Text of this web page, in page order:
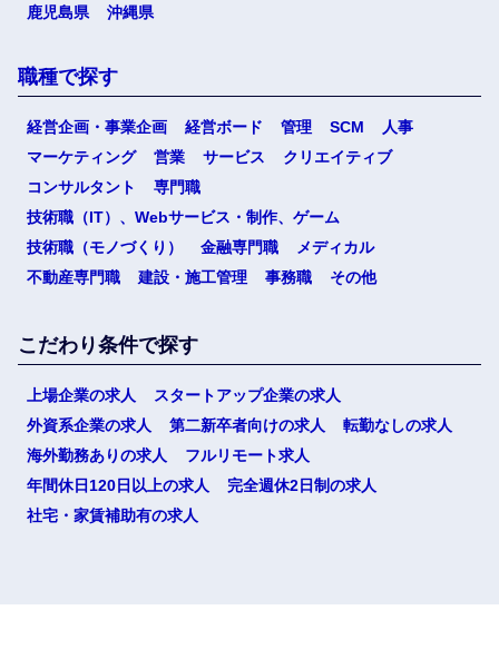
鹿児島県
沖縄県
職種で探す
経営企画・事業企画 経営ボード 管理 SCM
人事
マーケティング
営業 サービス
クリエイティブ
コンサルタント
専門職
技術職（IT）、Webサービス・制作、ゲーム
技術職（モノづくり）
金融専門職
メディカル
不動産専門職
建設・施工管理 事務職 その他
こだわり条件で探す
上場企業の求人
スタートアップ企業の求人
外資系企業の求人
第二新卒者向けの求人
転勤なしの求人
海外勤務ありの求人
フルリモート求人
年間休日120日以上の求人
完全週休2日制の求人
社宅・家賃補助有の求人